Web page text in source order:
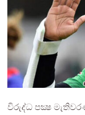
විරුද්ධ පක්‍ෂ